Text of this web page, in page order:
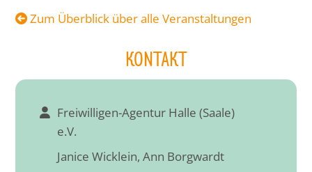
Zum Überblick über alle Veranstaltungen
KONTAKT
Freiwilligen-Agentur Halle (Saale)
e.V.
Janice Wicklein, Ann Borgwardt